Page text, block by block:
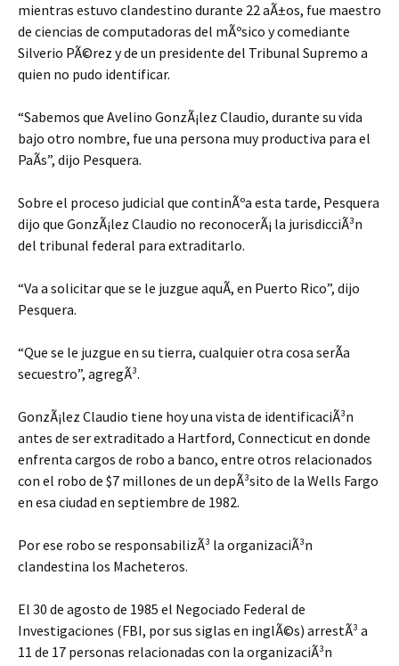
mientras estuvo clandestino durante 22 aÃ±os, fue maestro
de ciencias de computadoras del mÃºsico y comediante
Silverio PÃ©rez y de un presidente del Tribunal Supremo a
quien no pudo identificar.
“Sabemos que Avelino GonzÃ¡lez Claudio, durante su vida
bajo otro nombre, fue una persona muy productiva para el
PaÃ­s”, dijo Pesquera.
Sobre el proceso judicial que continÃºa esta tarde, Pesquera
dijo que GonzÃ¡lez Claudio no reconocerÃ¡ la jurisdicciÃ³n
del tribunal federal para extraditarlo.
“Va a solicitar que se le juzgue aquÃ­, en Puerto Rico”, dijo
Pesquera.
“Que se le juzgue en su tierra, cualquier otra cosa serÃ­a
secuestro”, agregÃ³.
GonzÃ¡lez Claudio tiene hoy una vista de identificaciÃ³n
antes de ser extraditado a Hartford, Connecticut en donde
enfrenta cargos de robo a banco, entre otros relacionados
con el robo de $7 millones de un depÃ³sito de la Wells Fargo
en esa ciudad en septiembre de 1982.
Por ese robo se responsabilizÃ³ la organizaciÃ³n
clandestina los Macheteros.
El 30 de agosto de 1985 el Negociado Federal de
Investigaciones (FBI, por sus siglas en inglÃ©s) arrestÃ³ a
11 de 17 personas relacionadas con la organizaciÃ³n